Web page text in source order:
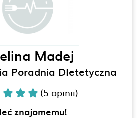
Madej
Poradnia DIetetyczna
(5 opinii)
znajomemu!